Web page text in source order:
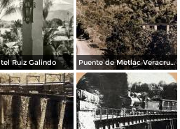
Ruiz Galindo Puente de Metlac Veracruz por La Sonora News & Co.